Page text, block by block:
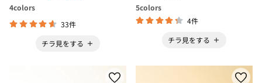
4colors
33件
チラ見をする
5colors
4件
チラ見をする